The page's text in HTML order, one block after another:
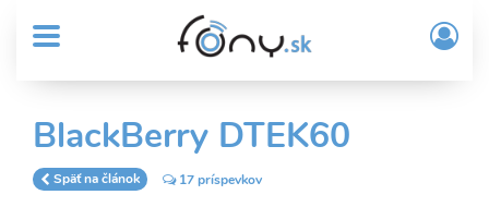
obsah
MENU
Sub
Header
menu
User
account
menu
/
BlackBerry DTEK60
Späť na článok 17 príspevkov